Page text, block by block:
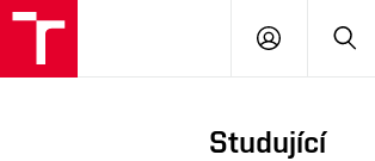
PŘIHLÁSIT
Studující